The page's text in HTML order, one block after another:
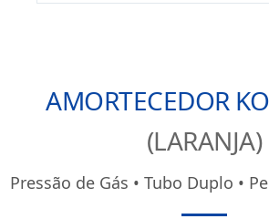
AMORTECEDOR
(LARANJA)
Pressão de Gás • Tubo Duplo •